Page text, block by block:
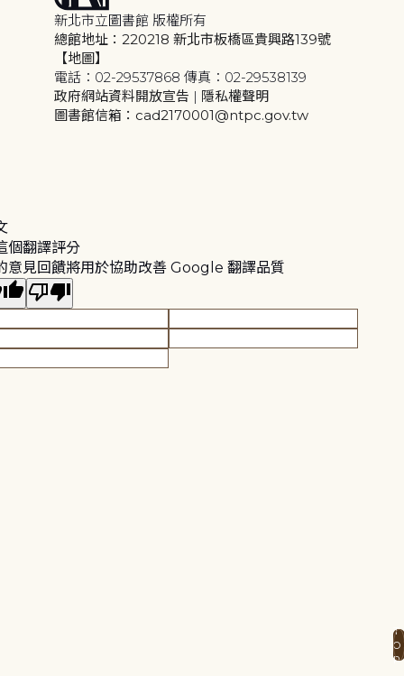
新北市立圖書館 版權所有
總館地址：220218 新北市板橋區貴興路139號
【地圖】
電話：02-29537868 傳真：02-29538139
政府網站資料開放宣告 | 隱私權聲明
圖書館信箱：cad2170001@ntpc.gov.tw
個翻譯評分
意見回饋將用於協助改善 Google 翻譯品質